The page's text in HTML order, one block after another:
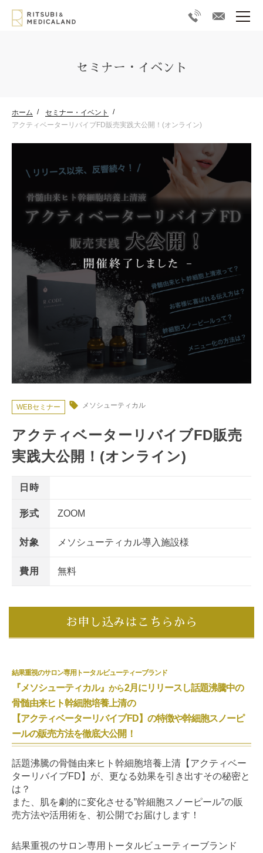
セミナー・イベント
ホーム
セミナー・イベント
アクティベーターリバイブFD販売実践大公開！(オンライン)
WEBセミナー メソシューティカル
アクティベーターリバイブFD販売
実践大公開！(オンライン)
日時
形式 ZOOM
対象 メソシューティカル導入施設様
費用 無料
お申し込みはこちらから
結果重視のサロン専用トータルビューティーブランド
『メソシューティカル』から2月にリリースし話題沸騰中の
骨髄由来ヒト幹細胞培養上清の
【アクティベーターリバイブFD】 の特徴や幹細胞スノーピ
ールの販売方法を徹底大公開！
話題沸騰の骨髄由来ヒト幹細胞培養上清【アクティベー
ターリバイブFD】が、更なる効果を引き出すその秘密と
は？
また、肌を劇的に変化させる”幹細胞スノーピール”の販
売方法や活用術を、初公開でお届けします！
結果重視のサロン専用トータルビューティーブランド